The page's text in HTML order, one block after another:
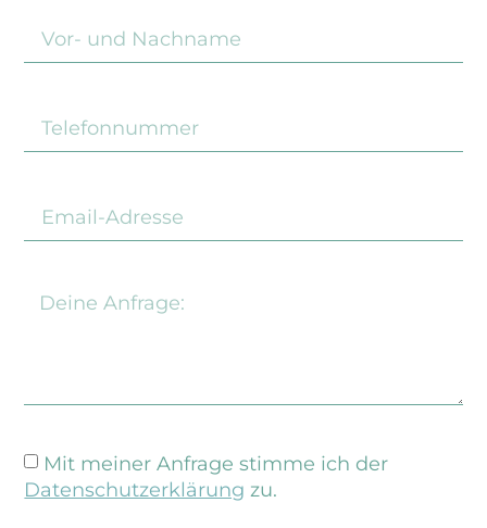
Mit meiner Anfrage stimme ich der
Datenschutzerklärung zu.